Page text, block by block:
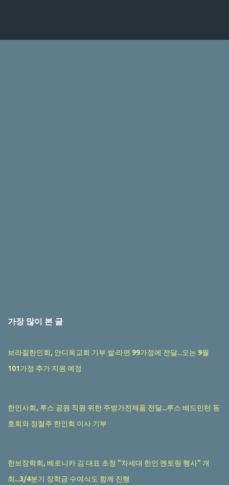
가장 많이 본 글
브라질한인회, 안디옥교회 기부 쌀·라면 99가정에 전달...오는 9월
101가정 추가 지원 예정
한인사회, 루스 공원 직원 위한 주방가전제품 전달...루스 배드민턴 동
호회와 정철주 한인회 이사 기부
한브장학회, 베로니카 김 대표 초청 "차세대 한인 멘토링 행사" 개
최...3/4분기 장학금 수여식도 함께 진행